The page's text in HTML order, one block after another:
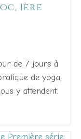
1ère
de 7 jours à
de yoga,
y attendent.